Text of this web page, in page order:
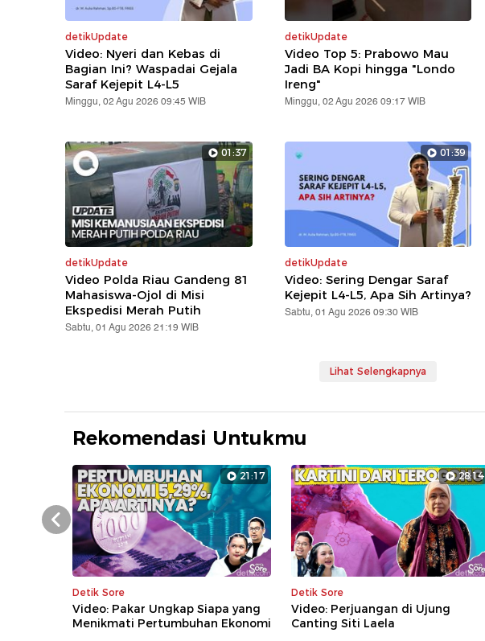
detikUpdate
Video: Nyeri dan Kebas di
Bagian Ini? Waspadai Gejala
Saraf Kejepit L4-L5
Minggu, 02 Agu 2026 09:45 WIB
detikUpdate
Video Top 5: Prabowo Mau
Jadi BA Kopi hingga "Londo
Ireng"
Minggu, 02 Agu 2026 09:17 WIB
01:37
detikUpdate
Video Polda Riau Gandeng 81
Mahasiswa-Ojol di Misi
Ekspedisi Merah Putih
Sabtu, 01 Agu 2026 21:19 WIB
01:39
detikUpdate
Video: Sering Dengar Saraf
Kejepit L4-L5, Apa Sih Artinya?
Sabtu, 01 Agu 2026 09:30 WIB
Lihat Selengkapnya
Rekomendasi Untukmu
21:17
Detik Sore
Video: Pakar Ungkap Siapa yang
Menikmati Pertumbuhan Ekonomi
28:14
Detik Sore
Video: Perjuangan di Ujung
Canting Siti Laela
Prev